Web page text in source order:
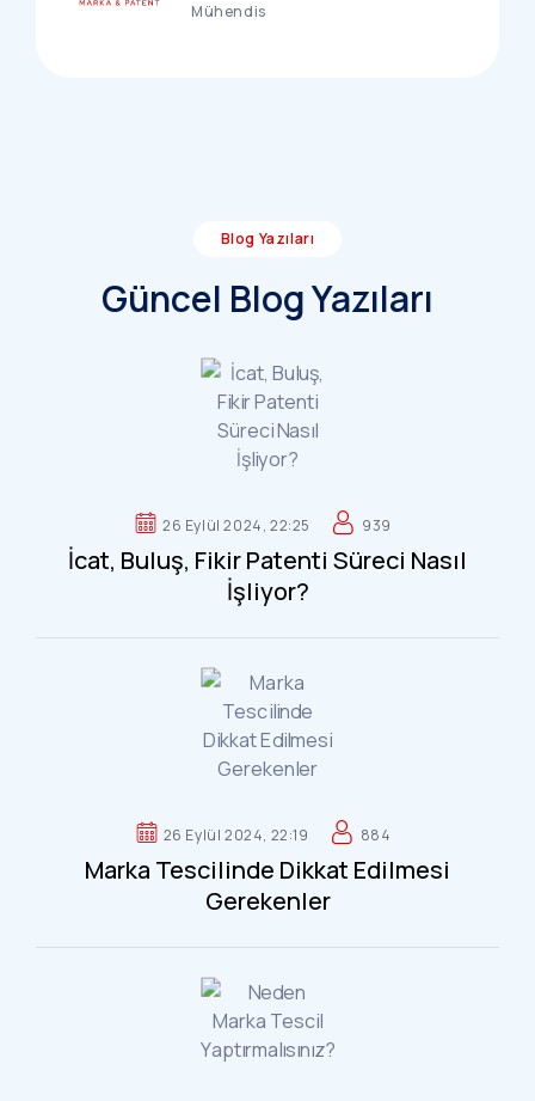
Mühendis
Blog Yazıları
Güncel Blog Yazıları
26 Eylül 2024, 22:25 939
İcat, Buluş, Fikir Patenti Süreci Nasıl
İşliyor?
26 Eylül 2024, 22:19 884
Marka Tescilinde Dikkat Edilmesi
Gerekenler